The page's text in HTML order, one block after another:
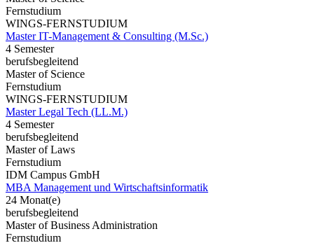
Fernstudium
WINGS-FERNSTUDIUM
Master IT-Management & Consulting (M.Sc.)
4 Semester
berufsbegleitend
Master of Science
Fernstudium
WINGS-FERNSTUDIUM
Master Legal Tech (LL.M.)
4 Semester
berufsbegleitend
Master of Laws
Fernstudium
IDM Campus GmbH
MBA Management und Wirtschaftsinformatik
24 Monat(e)
berufsbegleitend
Master of Business Administration
Fernstudium